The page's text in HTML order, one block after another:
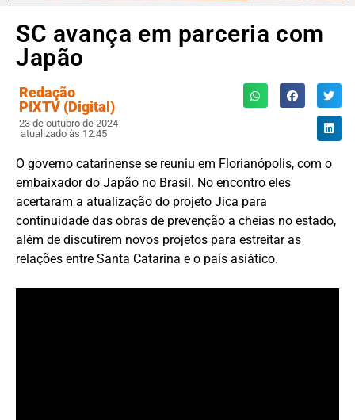
SC avança em parceria com
Japão
Redação
PIXTV (Digital)
23 de outubro de 2024
atualizado às 12:45
O governo catarinense se reuniu em Florianópolis, com o
embaixador do Japão no Brasil. No encontro eles
acertaram a atualização do projeto Jica para
continuidade das obras de prevenção a cheias no estado,
além de discutirem novos projetos para estreitar as
relações entre Santa Catarina e o país asiático.